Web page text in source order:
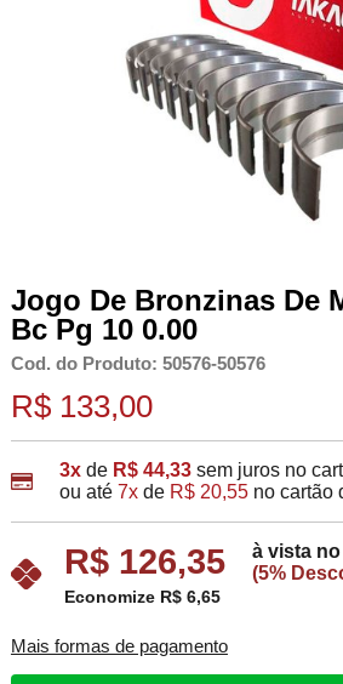
Jogo De Bronzinas De
Bc Pg 10 0.00
Cod. do Produto: 50576-50576
R$ 133,00
3xde R$ 44,33 sem juros no
ou até 7xde R$ 20,55no cartão
R$ 126,35
à vista
(5%
Economize R$ 6,65
Mais formas de pagamento